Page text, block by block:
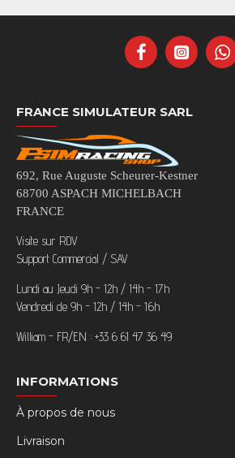
FRANCE SIMULATEUR SARL
692, Rue Auguste Scheurer-Kestner
68700 ASPACH MICHELBACH
FRANCE
Visite sur RDV
Support Commercial / SAV
Lundi au Jeudi 9h - 12h / 14h - 17h
Vendredi de 9h - 12h / 14h - 16h
William - FR/EN : +33 6 61 47 36 49
INFORMATIONS
À propos de nous
Livraison